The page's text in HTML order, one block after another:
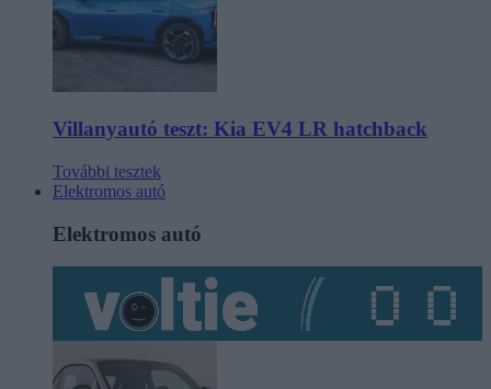
Villanyautó teszt: Kia EV4 LR hatchback
További tesztek
Elektromos autó
Elektromos autó